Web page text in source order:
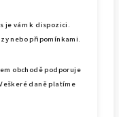
je vám k dispozici.
nebo připomínkami.
obchodě podporuje
daně platíme